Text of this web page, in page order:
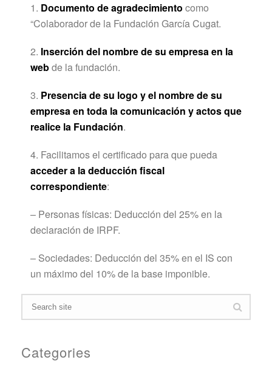
1. Documento de agradecimiento como
“Colaborador de la Fundación García Cugat.
2. Inserción del nombre de su empresa en la
webde la fundación.
3. Presencia de su logo y el nombre de su
empresa en toda la comunicación y actos que
realice la Fundación.
4. Facilitamos el certificado para que pueda
acceder a la deducción fiscal
correspondiente:
– Personas físicas: Deducción del 25% en la
declaración de IRPF.
– Sociedades: Deducción del 35% en el IS con
un máximo del 10% de la base imponible.
Categories